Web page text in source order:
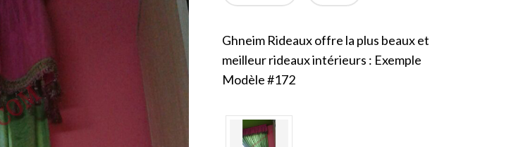
Ghneim Rideaux offre la plus beaux et
meilleur rideaux intérieurs : Exemple
Modèle #172